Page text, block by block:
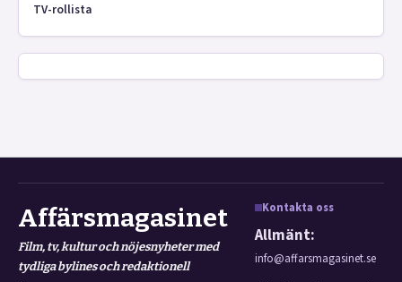
TV-rollista
Affärsmagasinet
Film, tv, kultur och nöjesnyheter med
tydliga bylines och redaktionell
Kontakta oss
Allmänt:
info@affarsmagasinet.se